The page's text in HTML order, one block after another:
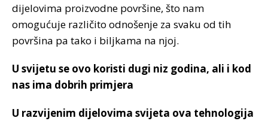
dijelovima proizvodne površine, što nam
omogućuje različito odnošenje za svaku od tih
površina pa tako i biljkama na njoj.
U svijetu se ovo koristi dugi niz godina, ali i kod
nas ima dobrih primjera
U razvijenim dijelovima svijeta ova tehnologija